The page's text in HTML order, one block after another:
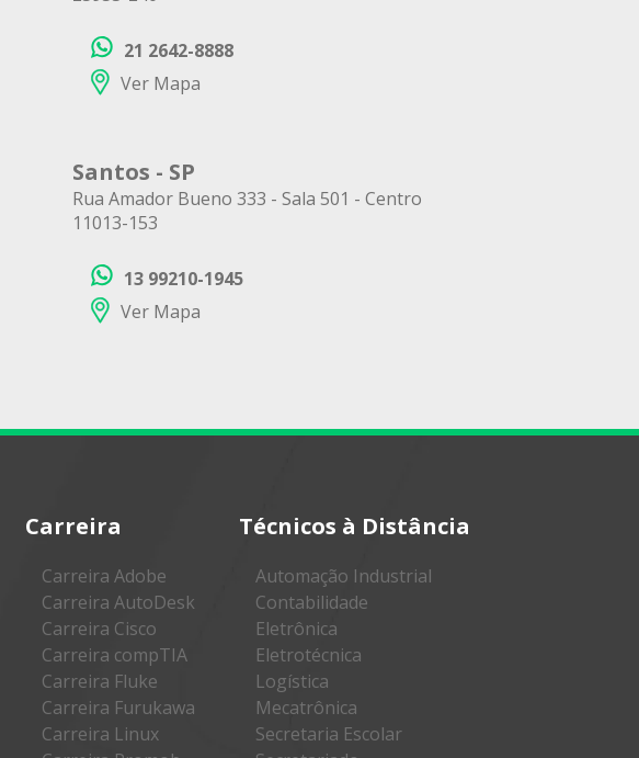
21 2642-8888
Ver Mapa
Santos - SP
Rua Amador Bueno 333 - Sala 501 - Centro
11013-153
13 99210-1945
Ver Mapa
Carreira
Carreira Adobe
Carreira AutoDesk
Carreira Cisco
Carreira compTIA
Carreira Fluke
Carreira Furukawa
Carreira Linux
Técnicos à Distância
Automação Industrial
Contabilidade
Eletrônica
Eletrotécnica
Logística
Mecatrônica
Secretaria Escolar